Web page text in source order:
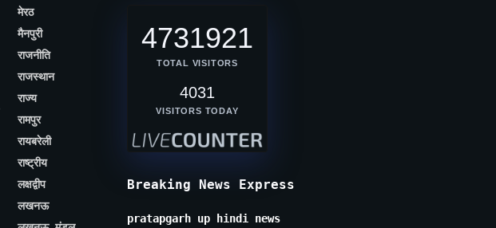
मेरठ
मैनपुरी
राजनीति
राजस्थान
राज्य
रामपुर
रायबरेली
राष्ट्रीय
लक्षद्वीप
लखनऊ
4731921
TOTAL VISITORS
4031
VISITORS TODAY
Breaking News Express
pratapgarh up hindi news